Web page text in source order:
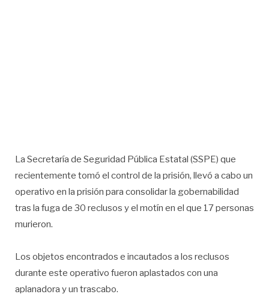
La Secretaría de Seguridad Pública Estatal (SSPE) que
recientemente tomó el control de la prisión, llevó a cabo un
operativo en la prisión para consolidar la gobernabilidad
tras la fuga de 30 reclusos y el motín en el que 17 personas
murieron.
Los objetos encontrados e incautados a los reclusos
durante este operativo fueron aplastados con una
aplanadora y un trascabo.